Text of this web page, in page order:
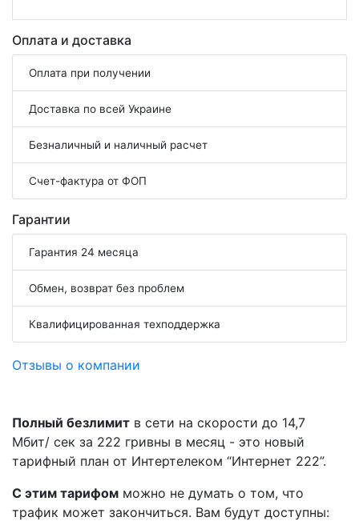
Оплата и доставка
Оплата при получении
Доставка по всей Украине
Безналичный и наличный расчет
Счет-фактура от ФОП
Гарантии
Гарантия 24 месяца
Обмен, возврат без проблем
Квалифицированная техподдержка
Отзывы о компании
Полный безлимит в сети на скорости до 14,7
Мбит/ сек за 222 гривны в месяц - это новый
тарифный план от Интертелеком “Интернет 222”.
С этим тарифом можно не думать о том, что
трафик может закончиться. Вам будут доступны: